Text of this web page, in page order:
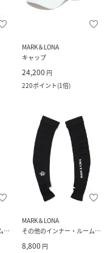
MARK＆LONA
キャップ
24,200 円
220ポイント(1倍)
その他のインナー・ルームウェア
MARK＆LONA
その他のインナー・ルームウェア
8,800 円